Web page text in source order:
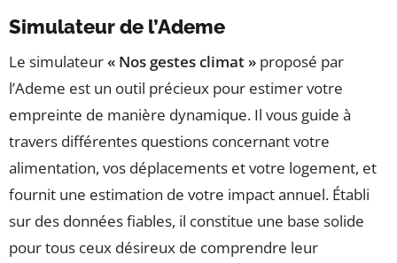
Simulateur de l’Ademe
Le simulateur« Nos gestes climat » proposé par
l’Ademe est un outil précieux pour estimer votre
empreinte de manière dynamique. Il vous guide à
travers différentes questions concernant votre
alimentation, vos déplacements et votre logement, et
fournit une estimation de votre impact annuel. Établi
sur des données fiables, il constitue une base solide
pour tous ceux désireux de comprendre leur